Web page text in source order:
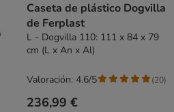
Caseta de plástico Dogvilla
de Ferplast
L - Dogvilla 110: 111 x 84 x 79
cm (L x An x Al)
236,99 €
Valoración: 4.6/5 (20)